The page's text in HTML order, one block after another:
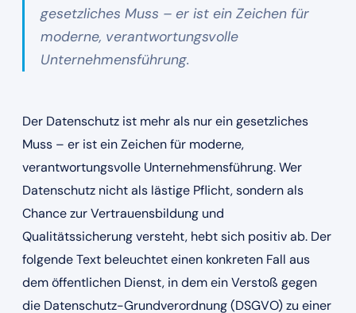
gesetzliches Muss – er ist ein Zeichen für
moderne, verantwortungsvolle
Unternehmensführung.
Der Datenschutz ist mehr als nur ein gesetzliches
Muss – er ist ein Zeichen für moderne,
verantwortungsvolle Unternehmensführung. Wer
Datenschutz nicht als lästige Pflicht, sondern als
Chance zur Vertrauensbildung und
Qualitätssicherung versteht, hebt sich positiv ab. Der
folgende Text beleuchtet einen konkreten Fall aus
dem öffentlichen Dienst, in dem ein Verstoß gegen
die Datenschutz-Grundverordnung (DSGVO) zu einer